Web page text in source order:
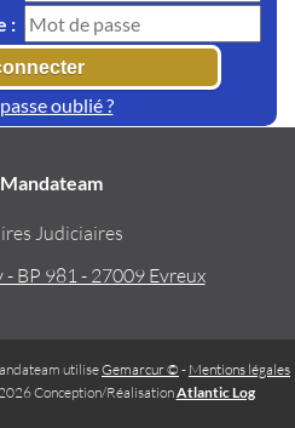
:
oublié ?
Judiciaires
BP 981 - 27009 Evreux
utiliseGemarcur © - Mentions légales
Conception/RéalisationAtlantic Log